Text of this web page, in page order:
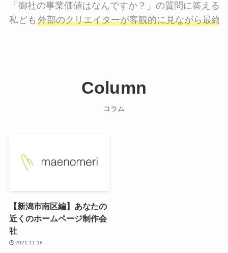
「御社の事業価値はなんですか？」の質問に答える
私ども 外部のクリエイターが客観的に見ながら最終
Column
コラム
【新潟市南区編】あなたの
近くのホームページ制作会
社
2021.11.18